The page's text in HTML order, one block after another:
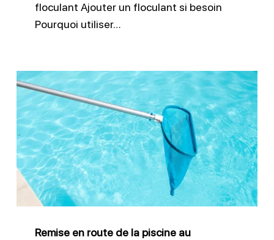
floculant Ajouter un floculant si besoin
Pourquoi utiliser…
Remise
en
route
de
la
piscine
Remise en route de la piscine au